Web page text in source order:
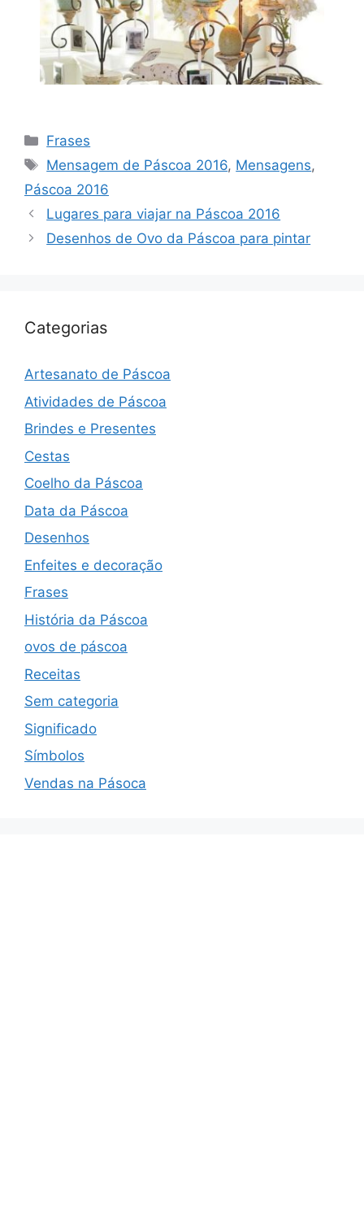
Categorias
Frases
Tags
Mensagem de Páscoa 2016, Mensagens,
Páscoa 2016
Navegação
de
Lugares para viajar na Páscoa 2016
Desenhos de Ovo da Páscoa para pintar
Categorias
Artesanato de Páscoa
Atividades de Páscoa
Brindes e Presentes
Cestas
Coelho da Páscoa
Data da Páscoa
Desenhos
Enfeites e decoração
Frases
História da Páscoa
ovos de páscoa
Receitas
Sem categoria
Significado
Símbolos
Vendas na Pásoca